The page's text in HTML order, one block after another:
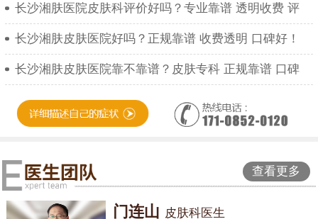
长沙湘肤医院皮肤科评价好吗？专业靠谱 透明收费 评
长沙湘肤皮肤医院好吗？正规靠谱 收费透明 口碑好！
长沙湘肤皮肤医院靠不靠谱？皮肤专科 正规靠谱 口碑
查看更多
门连山 皮肤科医生